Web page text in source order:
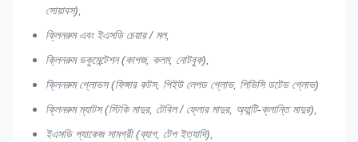
1009SLE
/ 160
ক্লিনরুম
ওয়াইপার
একক
বুনন
100
160g
সোয়াবস),
ক্লিনরুম এবং ইএসডি চেয়ার / মল,
ক্লিনরুম ডকুমেন্টেশন (কাগজ, কলম, নোটবুক),
ক্লিনরুম গ্লোভস (ফিঙ্গার কটস, পিইউ লেপড গ্লোভ, পিভিসি ডটেড গ্লোভ)
ক্লিনরুম ম্যাটস (স্টিকি মাদুর, টেবিল / ফ্লোর মাদুর, অ্যান্টি-ক্লান্তি মাদুর),
ইএসডি প্যাকেজ সামগ্রী (ব্যাগ, টেপ ইত্যাদি),